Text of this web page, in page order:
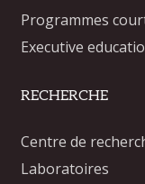
Programmes
Executive
RECHERCHE
Centre de
Laboratoires